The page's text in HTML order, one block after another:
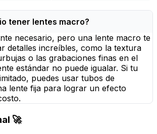
tener lentes macro?
necesario, pero una lente macro te
detalles increíbles, como la textura
o las grabaciones finas en el
estándar no puede igualar. Si tu
puedes usar tubos de
lente fija para lograr un efecto
🚀